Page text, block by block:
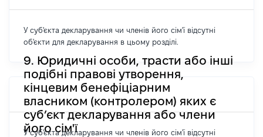
У суб'єкта декларування чи членів його сім'ї відсутні
об'єкти для декларування в цьому розділі.
9. Юридичні особи, трасти або інші
подібні правові утворення,
кінцевим бенефіціарним
власником (контролером) яких є
суб’єкт декларування або члени
його сім'ї
У суб'єкта декларування чи членів його сім'ї відсутні